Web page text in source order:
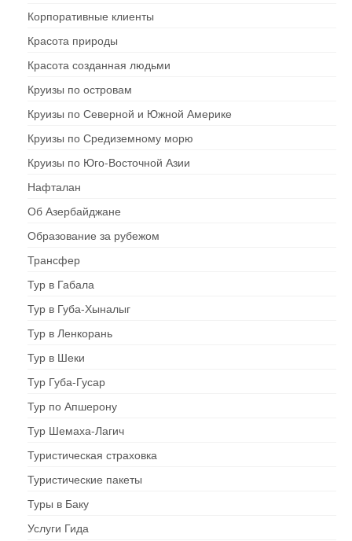
Корпоративные клиенты
Красота природы
Красота созданная людьми
Круизы по островам
Круизы по Северной и Южной Америке
Круизы по Средиземному морю
Круизы по Юго-Восточной Азии
Нафталан
Об Азербайджане
Образование за рубежом
Трансфер
Тур в Габала
Тур в Губа-Хыналыг
Тур в Ленкорань
Тур в Шеки
Тур Губа-Гусар
Тур по Апшерону
Тур Шемаха-Лагич
Туристическая страховка
Туристические пакеты
Туры в Баку
Услуги Гида